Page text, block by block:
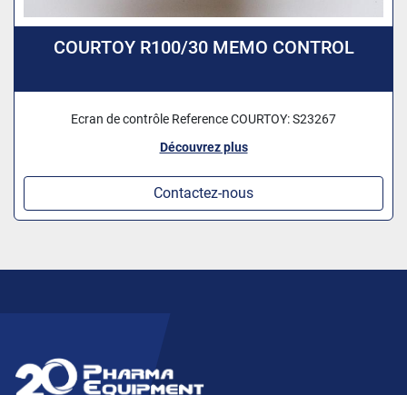
COURTOY R100/30 MEMO CONTROL
Ecran de contrôle Reference COURTOY: S23267
Découvrez plus
Contactez-nous